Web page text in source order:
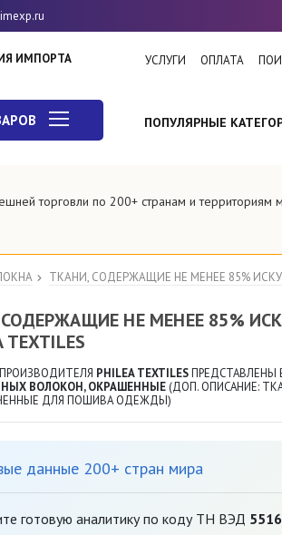
ИМПОРТА УСЛУГИ ОПЛАТА
ПОПУЛЯРНЫЕ
торговли по 200+ странам и
ТКАНИ, СОДЕРЖАЩИЕ НЕ МЕНЕЕ 85%
НЕ МЕНЕЕ 85%
TEXTILES
PHILEA TEXTILESПРЕДСТАВЛЕНЫ
ВОЛОКОН, ОКРАШЕННЫЕ(ДОП. ОПИСАНИЕ:
ДЛЯ ПОШИВА ОДЕЖДЫ)
данные 200+ стран мира
готовую аналитику по коду ТН ВЭД